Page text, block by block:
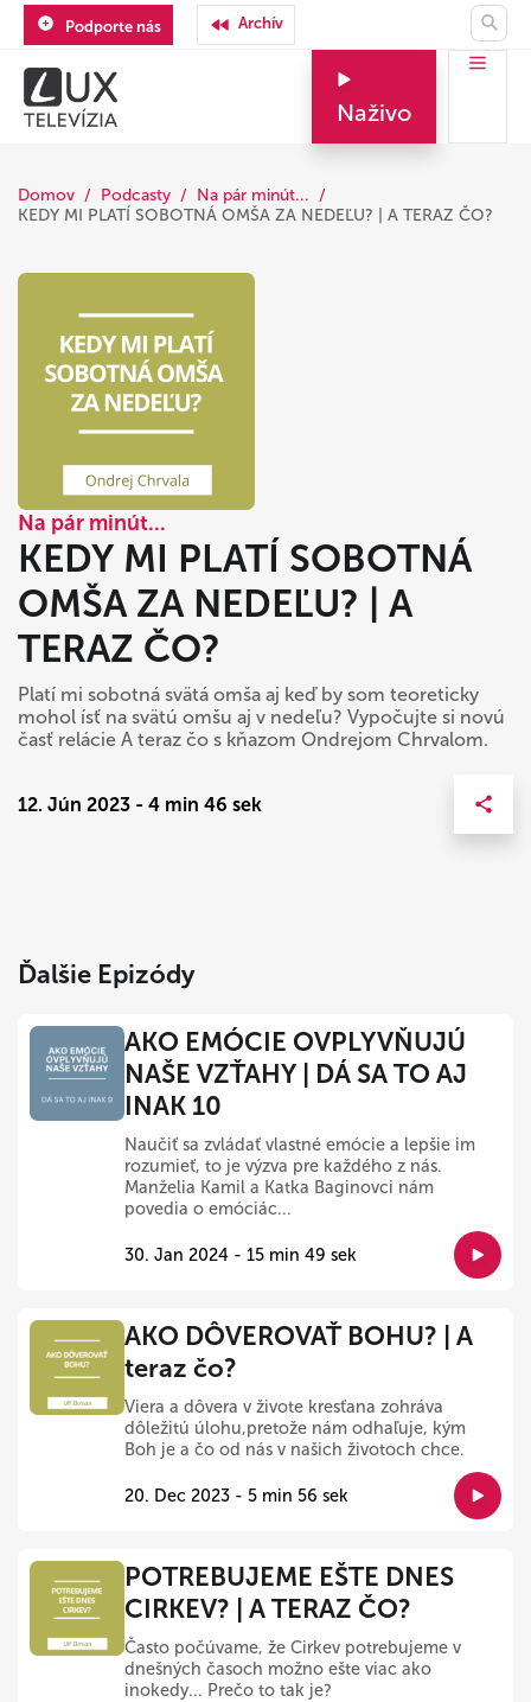
Podporte nás Archív
Naživo
Domov Podcasty
Na pár minút...
KEDY MI PLATÍ SOBOTNÁ OMŠA ZA NEDEĽU? | A TERAZ ČO?
Na pár minút...
KEDY MI PLATÍ SOBOTNÁ
OMŠA ZA NEDEĽU? | A
TERAZ ČO?
Platí mi sobotná svätá omša aj keď by som teoreticky
mohol ísť na svätú omšu aj v nedeľu? Vypočujte si novú
časť relácie A teraz čo s kňazom Ondrejom Chrvalom.
12. Jún 2023 - 4 min 46 sek
Ďalšie Epizódy
AKO EMÓCIE OVPLYVŇUJÚ
NAŠE VZŤAHY | DÁ SA TO AJ
INAK 10
Naučiť sa zvládať vlastné emócie a lepšie im
rozumieť, to je výzva pre každého z nás.
Manželia Kamil a Katka Baginovci nám
povedia o emóciác...
30. Jan 2024 - 15 min 49 sek
AKO DÔVEROVAŤ BOHU? | A
teraz čo?
Viera a dôvera v živote kresťana zohráva
dôležitú úlohu,pretože nám odhaľuje, kým
Boh je a čo od nás v našich životoch chce.
20. Dec 2023 - 5 min 56 sek
POTREBUJEME EŠTE DNES
CIRKEV? | A TERAZ ČO?
Často počúvame, že Cirkev potrebujeme v
dnešných časoch možno ešte viac ako
inokedy... Prečo to tak je?